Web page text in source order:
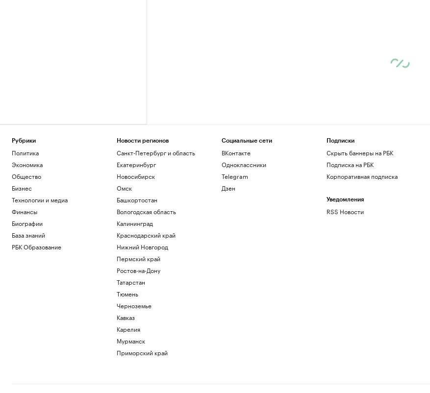
Рубрики
Политика
Экономика
Общество
Бизнес
Технологии и медиа
Финансы
Биографии
База знаний
РБК Образование
Новости регионов
Санкт-Петербург и область
Екатеринбург
Новосибирск
Омск
Башкортостан
Вологодская область
Калининград
Краснодарский край
Нижний Новгород
Пермский край
Ростов-на-Дону
Татарстан
Тюмень
Черноземье
Кавказ
Карелия
Мурманск
Приморский край
Социальные сети
ВКонтакте
Одноклассники
Telegram
Дзен
Подписки
Скрыть баннеры на РБК
Подписка на РБК
Корпоративная подписка
Уведомления
RSS Новости